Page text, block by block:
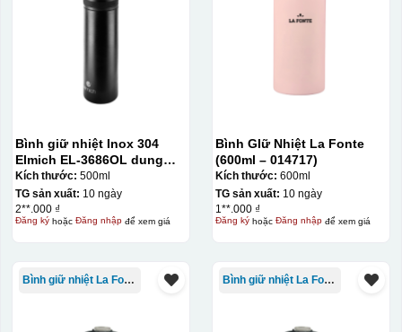
Bình giữ nhiệt Inox 304
Elmich EL-3686OL dung
tích 500ml
Kích thước: 500ml
TG sản xuất: 10 ngày
2**.000 ₫
Đăng kýhoặc Đăng nhậpđể xem giá
Bình GIữ Nhiệt La Fonte
(600ml – 014717)
Kích thước: 600ml
TG sản xuất: 10 ngày
1**.000 ₫
Đăng kýhoặc Đăng nhậpđể xem giá
Bình giữ nhiệt La Fonte Bình giữ nhiệt La Fonte